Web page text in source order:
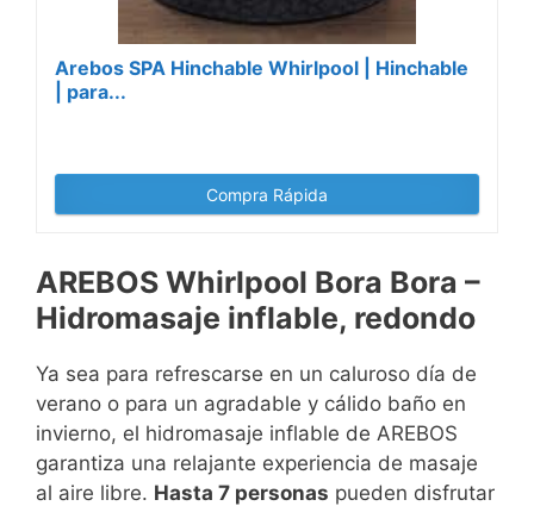
Arebos SPA Hinchable Whirlpool | Hinchable
| para...
Compra Rápida
AREBOS Whirlpool Bora Bora –
Hidromasaje inflable, redondo
Ya sea para refrescarse en un caluroso día de
verano o para un agradable y cálido baño en
invierno, el hidromasaje inflable de AREBOS
garantiza una relajante experiencia de masaje
al aire libre. Hasta 7 personas pueden disfrutar